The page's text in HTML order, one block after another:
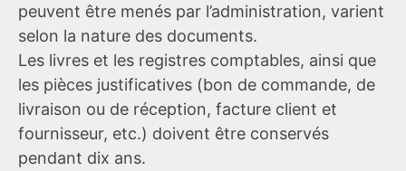
peuvent être menés par l’administration, varient
selon la nature des documents.
Les livres et les registres comptables, ainsi que
les pièces justificatives (bon de commande, de
livraison ou de réception, facture client et
fournisseur, etc.) doivent être conservés
pendant dix ans.